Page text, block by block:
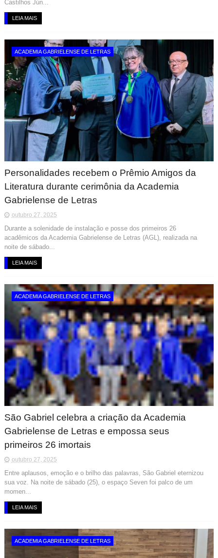
Castilhos Jún...
LEIA MAIS
ACADEMIA GABRIELENSE DE LETRAS
Personalidades recebem o Prêmio Amigos da
Literatura durante cerimônia da Academia
Gabrielense de Letras
outubro 27, 2025
Durante a solenidade de instalação e posse dos primeiros 26
acadêmicos da Academia Gabrielense de Letras (AGL), realizada na
noite de sábado...
LEIA MAIS
ACADEMIA GABRIELENSE DE LETRAS
São Gabriel celebra a criação da Academia
Gabrielense de Letras e empossa seus
primeiros 26 imortais
outubro 27, 2025
Entre aplausos, emoção e o brilho das palavras, São Gabriel eternizou
sua voz. Na noite de sábado (25), o espaço Seven foi palco de um
momen...
LEIA MAIS
ACADEMIA GABRIELENSE DE LETRAS